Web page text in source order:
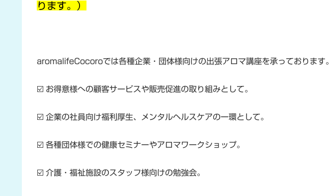
ります。）
aromalifeCocoroでは各種企業・団体様向けの出張アロマ講座を承っております。
☑️ お得意様への顧客サービスや販売促進の取り組みとして。
☑️ 企業の社員向け福利厚生、メンタルヘルスケアの一環として。
☑️ 各種団体様での健康セミナーやアロマワークショップ。
☑️ 介護・福祉施設のスタッフ様向けの勉強会。